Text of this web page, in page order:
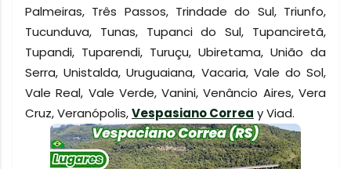
Palmeiras, Três Passos, Trindade do Sul, Triunfo,
Tucunduva, Tunas, Tupanci do Sul, Tupanciretã,
Tupandi, Tuparendi, Turuçu, Ubiretama, União da
Serra, Unistalda, Uruguaiana, Vacaria, Vale do Sol,
Vale Real, Vale Verde, Vanini, Venâncio Aires, Vera
Cruz, Veranópolis,Vespasiano Correa y Viad.